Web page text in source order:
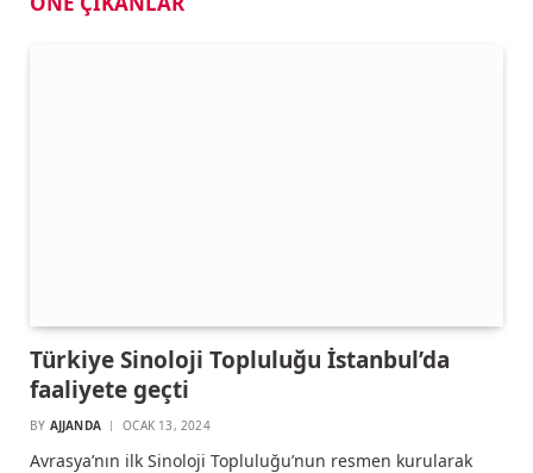
Türkiye Sinoloji Topluluğu İstanbul’da
faaliyete geçti
BY AJJANDA OCAK 13, 2024
Avrasya’nın ilk Sinoloji Topluluğu’nun resmen kurularak